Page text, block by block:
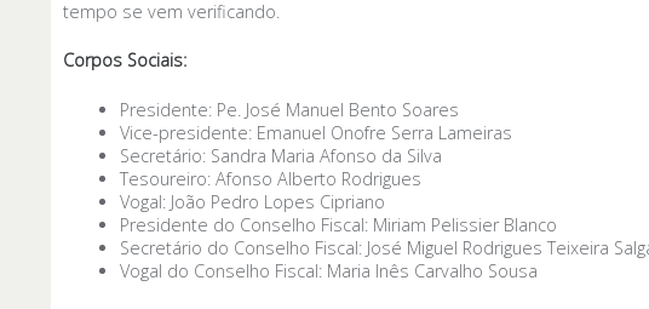
tempo se vem verificando.
Corpos Sociais:
Presidente: Pe. José Manuel Bento Soares
Vice-presidente: Emanuel Onofre Serra Lameiras
Secretário: Sandra Maria Afonso da Silva
Tesoureiro: Afonso Alberto Rodrigues
Vogal: João Pedro Lopes Cipriano
Presidente do Conselho Fiscal: Miriam Pelissier Blanco
Secretário do Conselho Fiscal: José Miguel Rodrigues Teixeira
Vogal do Conselho Fiscal: Maria Inês Carvalho Sousa